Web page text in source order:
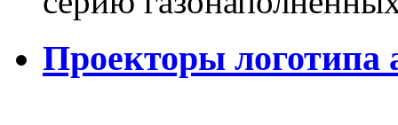
Проекторы логотипа